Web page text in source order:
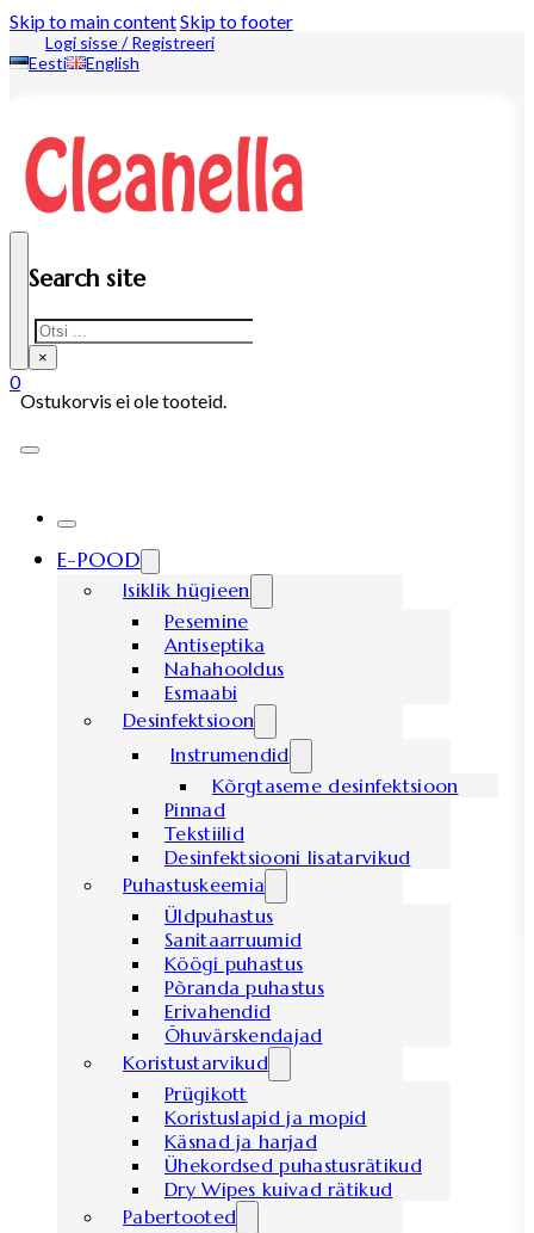
Skip to main contentSkip to footer
Logi sisse / Registreeri
Eesti
English
Search site
Search
×
0
Ostukorvis ei ole tooteid.
E-POOD
Isiklik hügieen
Pesemine
Antiseptika
Nahahooldus
Esmaabi
Desinfektsioon
Instrumendid
Kõrgtaseme desinfektsioon
Pinnad
Tekstiilid
Desinfektsiooni lisatarvikud
Puhastuskeemia
Üldpuhastus
Sanitaarruumid
Köögi puhastus
Põranda puhastus
Erivahendid
Õhuvärskendajad
Koristustarvikud
Prügikott
Koristuslapid ja mopid
Käsnad ja harjad
Ühekordsed puhastusrätikud
Dry Wipes kuivad rätikud
Pabertooted